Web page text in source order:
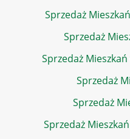
Sprzedaż
Sprzedaż
Sprzedaż
Sprzedaż
Sprzedaż
Sprzedaż